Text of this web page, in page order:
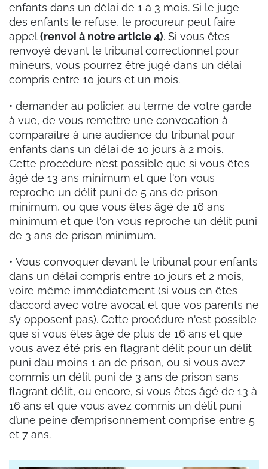
enfants dans un délai de 1 à 3 mois. Si le juge
des enfants le refuse, le procureur peut faire
appel(renvoi à notre article 4). Si vous êtes
renvoyé devant le tribunal correctionnel pour
mineurs, vous pourrez être jugé dans un délai
compris entre 10 jours et un mois.
• demander au policier, au terme de votre garde
à vue, de vous remettre une convocation à
comparaître à une audience du tribunal pour
enfants dans un délai de 10 jours à 2 mois.
Cette procédure n’est possible que si vous êtes
âgé de 13 ans minimum et que l'on vous
reproche un délit puni de 5 ans de prison
minimum, ou que vous êtes âgé de 16 ans
minimum et que l'on vous reproche un délit puni
de 3 ans de prison minimum.
• Vous convoquer devant le tribunal pour enfants
dans un délai compris entre 10 jours et 2 mois,
voire même immédiatement (si vous en êtes
d’accord avec votre avocat et que vos parents ne
s’y opposent pas). Cette procédure n'est possible
que si vous êtes âgé de plus de 16 ans et que
vous avez été pris en flagrant délit pour un délit
puni d’au moins 1 an de prison, ou si vous avez
commis un délit puni de 3 ans de prison sans
flagrant délit, ou encore, si vous êtes âgé de 13 à
16 ans et que vous avez commis un délit puni
d’une peine d’emprisonnement comprise entre 5
et 7 ans.